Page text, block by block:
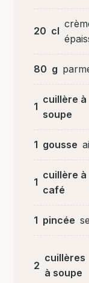
20 cl
80 g
1
cuillère à
soupe
1 gousse
1
cuillère à
café
1 pincée
2
cuillères
à soupe